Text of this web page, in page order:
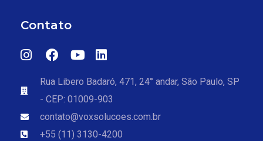
Contato
Rua Libero Badaró, 471, 24° andar, São Paulo, SP
- CEP: 01009-903
contato@voxsolucoes.com.br
+55 (11) 3130-4200